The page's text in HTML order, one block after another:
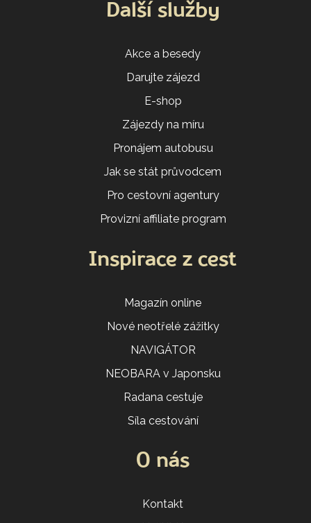
Další služby
Akce a besedy
Darujte zájezd
E-shop
Zájezdy na míru
Pronájem autobusu
Jak se stát průvodcem
Pro cestovní agentury
Provizní affiliate program
Inspirace z cest
Magazín online
Nové neotřelé zážitky
NAVIGÁTOR
NEOBARA v Japonsku
Radana cestuje
Síla cestování
O nás
Kontakt